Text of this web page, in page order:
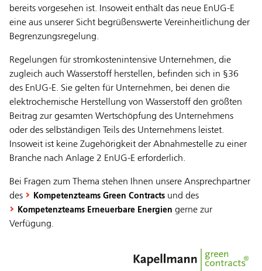
bereits vorgesehen ist. Insoweit enthält das neue EnUG-E
eine aus unserer Sicht begrüßenswerte Vereinheitlichung der
Begrenzungsregelung.
Regelungen für stromkostenintensive Unternehmen, die
zugleich auch Wasserstoff herstellen, befinden sich in §36
des EnUG-E. Sie gelten für Unternehmen, bei denen die
elektrochemische Herstellung von Wasserstoff den größten
Beitrag zur gesamten Wertschöpfung des Unternehmens
oder des selbständigen Teils des Unternehmens leistet.
Insoweit ist keine Zugehörigkeit der Abnahmestelle zu einer
Branche nach Anlage 2 EnUG-E erforderlich.
Bei Fragen zum Thema stehen Ihnen unsere Ansprechpartner
des
Kompetenzteams Green Contracts und des
Kompetenzteams Erneuerbare Energien gerne zur
Verfügung.